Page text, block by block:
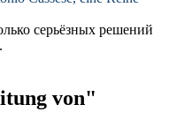
серьёзных решений
von"